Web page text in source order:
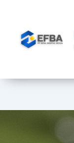
konten